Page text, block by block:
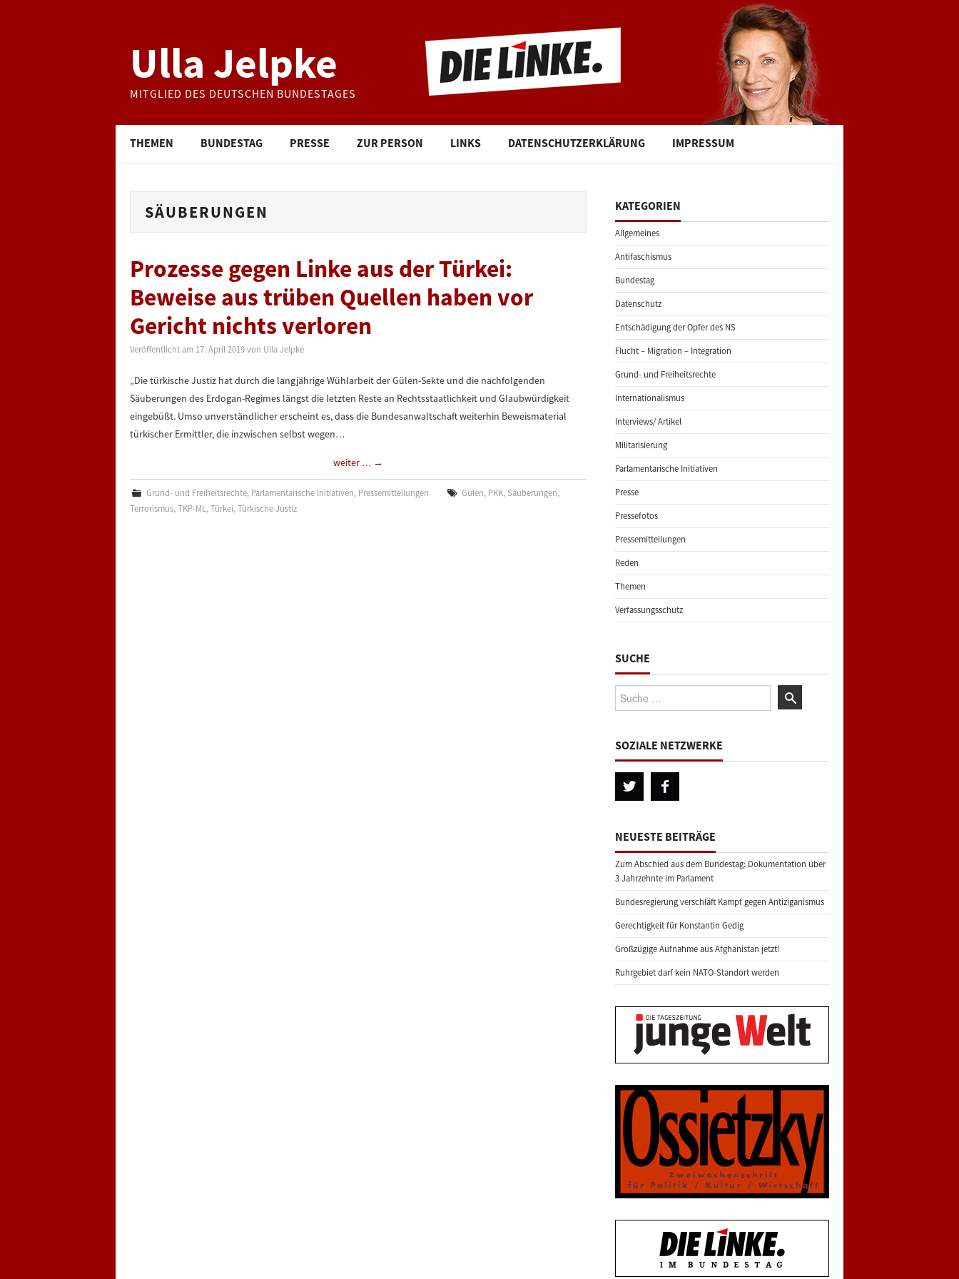
Ulla Jelpke
MITGLIED DES DEUTSCHEN BUNDESTAGES
THEMEN BUNDESTAG PRESSE ZUR PERSON LINKS DATENSCHUTZERKLÄRUNG IMPRESSUM
SÄUBERUNGEN
Prozesse gegen Linke aus der Türkei:
Beweise aus trüben Quellen haben vor
Gericht nichts verloren
Veröffentlicht am 17. April 2019 von Ulla Jelpke
„Die türkische Justiz hat durch die langjährige Wühlarbeit der Gülen-Sekte und die nachfolgenden
Säuberungen des Erdogan-Regimes längst die letzten Reste an Rechtsstaatlichkeit und Glaubwürdigkeit
eingebüßt. Umso unverständlicher erscheint es, dass die Bundesanwaltschaft weiterhin Beweismaterial
türkischer Ermittler, die inzwischen selbst wegen…
weiter … →
Grund- und Freiheitsrechte, Parlamentarische Initiativen, Pressemitteilungen Gülen, PKK, Säuberungen,
Terrorismus, TKP-ML, Türkei, Türkische Justiz
KATEGORIEN
Allgemeines
Antifaschismus
Bundestag
Datenschutz
Entschädigung der Opfer des NS
Flucht – Migration – Integration
Grund- und Freiheitsrechte
Internationalismus
Interviews/ Artikel
Militarisierung
Parlamentarische Initiativen
Presse
Pressefotos
Pressemitteilungen
Reden
Themen
Verfassungsschutz
SUCHE
Suche:
SOZIALE NETZWERKE
NEUESTE BEITRÄGE
Zum Abschied aus dem Bundestag: Dokumentation über
3 Jahrzehnte im Parlament
Bundesregierung verschläft Kampf gegen Antiziganismus
Gerechtigkeit für Konstantin Gedig
Großzügige Aufnahme aus Afghanistan jetzt!
Ruhrgebiet darf kein NATO-Standort werden